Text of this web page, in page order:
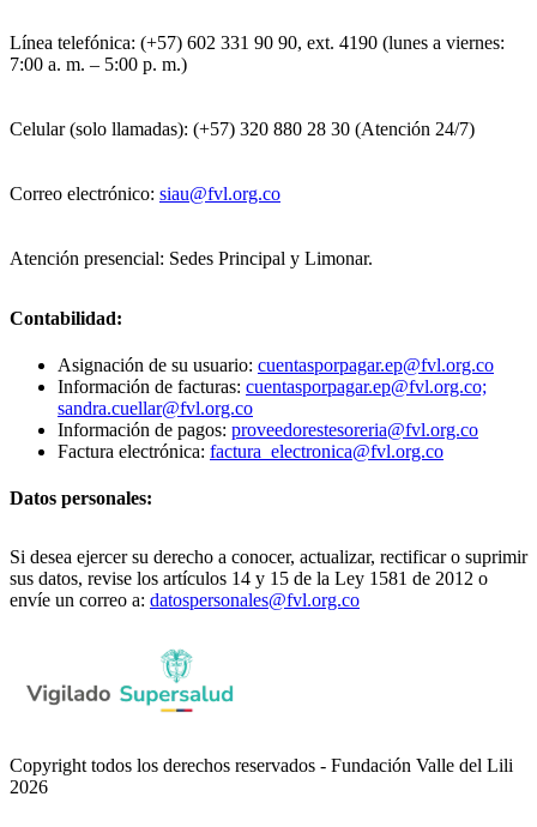
Línea telefónica: (+57) 602 331 90 90, ext. 4190 (lunes a viernes:
7:00 a. m. – 5:00 p. m.)
Celular (solo llamadas): (+57) 320 880 28 30 (Atención 24/7)
Correo electrónico: siau@fvl.org.co
Atención presencial: Sedes Principal y Limonar.
Contabilidad:
Asignación de su usuario: cuentasporpagar.ep@fvl.org.co
Información de facturas: cuentasporpagar.ep@fvl.org.co;
sandra.cuellar@fvl.org.co
Información de pagos: proveedorestesoreria@fvl.org.co
Factura electrónica: factura_electronica@fvl.org.co
Datos personales:
Si desea ejercer su derecho a conocer, actualizar, rectificar o suprimir
sus datos, revise los artículos 14 y 15 de la Ley 1581 de 2012 o
envíe un correo a: datospersonales@fvl.org.co
Copyright todos los derechos reservados - Fundación Valle del Lili
2026